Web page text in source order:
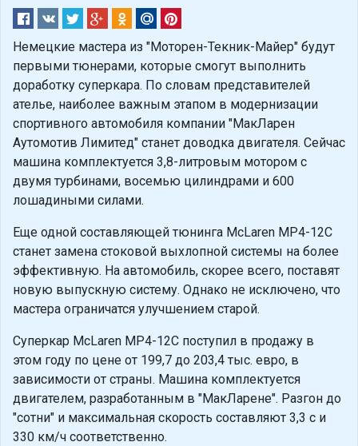
Немецкие мастера из "Моторен-Текник-Майер" будут
первыми тюнерами, которые смогут выполнить
доработку суперкара. По словам представителей
ателье, наиболее важным этапом в модернизации
спортивного автомобиля компании "МакЛарен
Аутомотив Лимитед" станет доводка двигателя. Сейчас
машина комплектуется 3,8-литровым мотором с
двумя турбинами, восемью цилиндрами и 600
лошадиными силами.
Еще одной составляющей тюнинга McLaren MP4-12C
станет замена стоковой выхлопной системы на более
эффективную. На автомобиль, скорее всего, поставят
новую выпускную систему. Однако не исключено, что
мастера ограничатся улучшением старой.
Суперкар McLaren MP4-12C поступил в продажу в
этом году по цене от 199,7 до 203,4 тыс. евро, в
зависимости от страны. Машина комплектуется
двигателем, разработанным в "МакЛарене". Разгон до
"сотни" и максимальная скорость составляют 3,3 с и
330 км/ч соответственно.